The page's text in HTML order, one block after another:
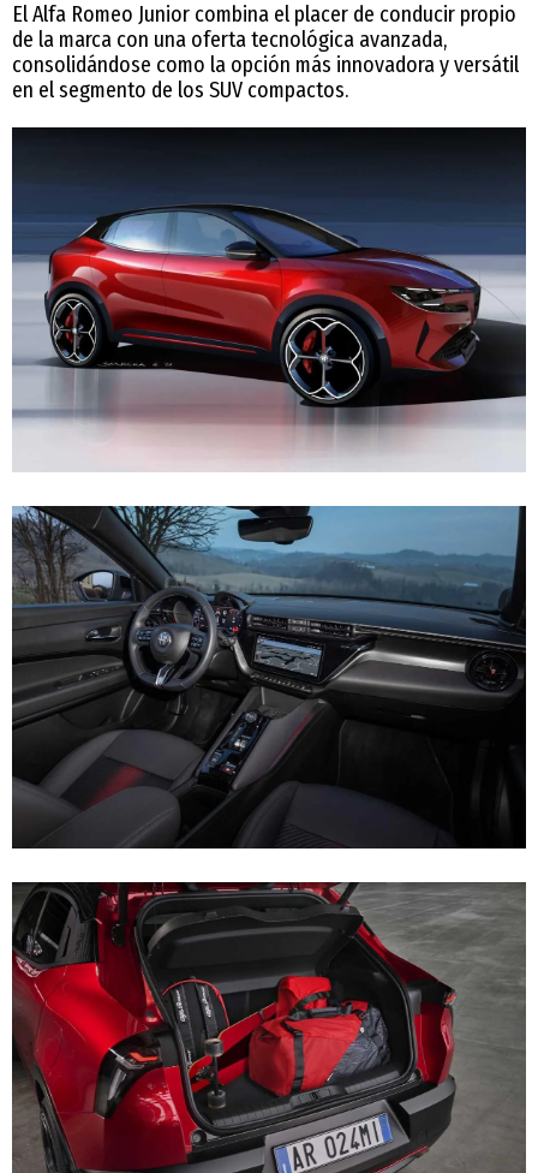
El Alfa Romeo Junior combina el placer de conducir propio
de la marca con una oferta tecnológica avanzada,
consolidándose como la opción más innovadora y versátil
en el segmento de los SUV compactos.